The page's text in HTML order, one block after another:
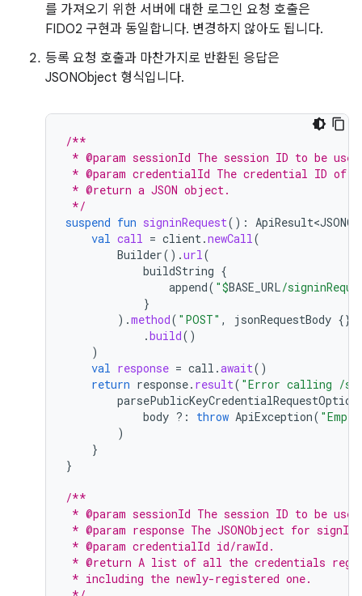
를 가져오기 위한 서버에 대한 로그인 요청 호출은
FIDO2 구현과 동일합니다. 변경하지 않아도 됩니다.
등록 요청 호출과 마찬가지로 반환된 응답은
JSONObject 형식입니다.
/**
* @param sessionId The session ID to be
* @param credentialId The credential ID of
* @return a JSON object.
*/
suspend fun signinRequest():
val call = client.newCall(
Builder().url(
buildString {
append( "$BASE_URL/
}
).method( "POST" , jsonRequestBody {})
.build()
)
val response = call .await()
return response. result( "Error calling /
body ?: throw ApiException(
)
}
}
/**
* @param sessionId The session ID to be
* @param response The JSONObject for
* @param credentialId id/rawId.
* @return A list of all the credentials
* including the newly-registered one.